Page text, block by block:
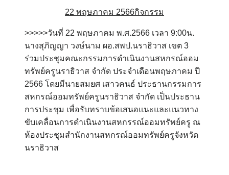
22 พฤษภาคม 2566กิจกรรม
>>>>>วันที่ 22 พฤษภาคม พ.ศ.2566 เวลา 9:00น.
นางสุภิญญา วงษ์นาม ผอ.สพป.นราธิวาส เขต 3
ร่วมประชุมคณะกรรมการดำเนินงานสหกรณ์ออม
ทรัพย์ครูนราธิวาส จำกัด ประจำเดือนพฤษภาคม ปี
2566 โดยมีนายสมยศ เสาวคนธ์ ประธานกรรมการ
สหกรณ์ออมทรัพย์ครูนราธิวาส จำกัด เป็นประธาน
การประชุม เพื่อรับทราบข้อเสนอแนะและแนวทาง
ขับเคลื่อนการดำเนินงานสหกรรณ์ออมทรัพย์ครู ณ
ห้องประชุมสำนักงานสหกรณ์ออมทรัพย์ครูจังหวัด
นราธิวาส